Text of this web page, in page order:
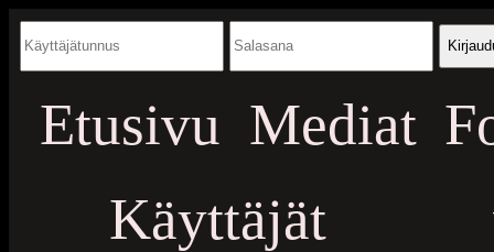
Etusivu Mediat
Käyttäjät